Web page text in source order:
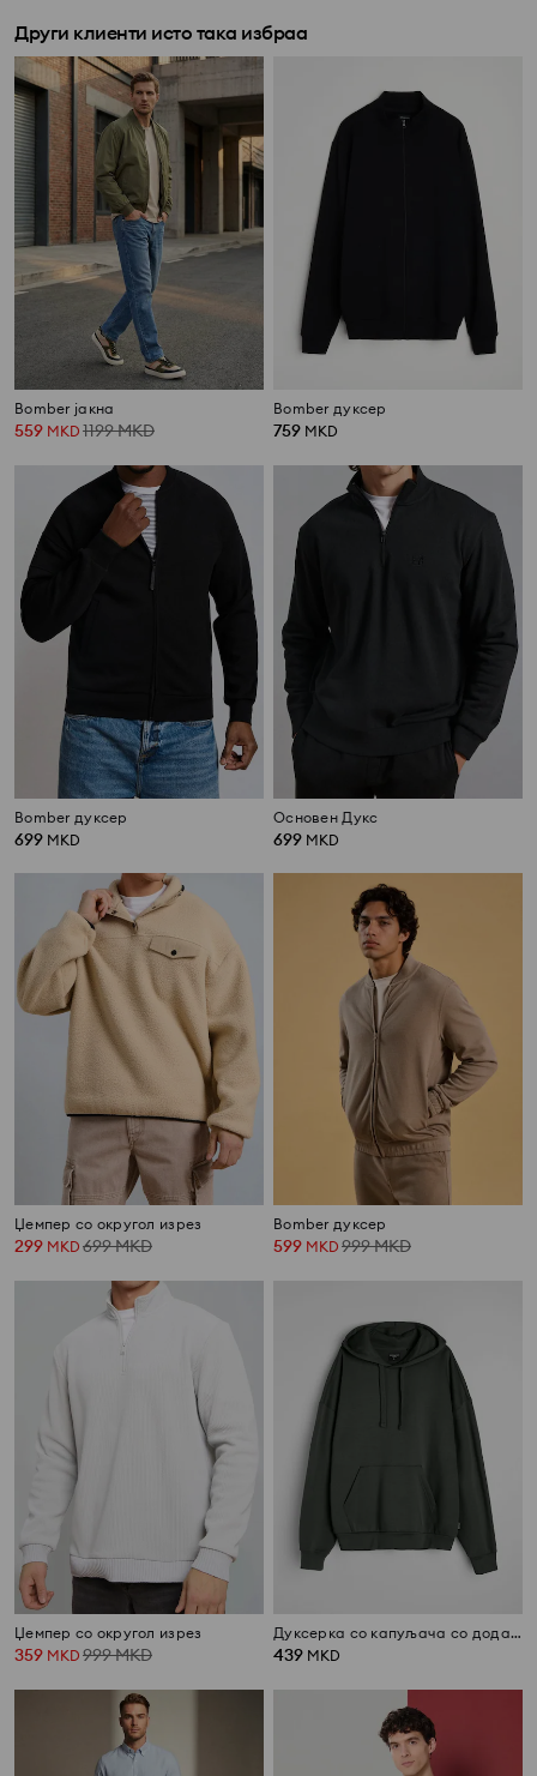
Други клиенти исто така избраа
Bomber јакна
559 MKD 1199MKD
Bomber дуксер
759 MKD
Bomber дуксер
699 MKD
Основен Дукс
699 MKD
Џемпер со округол изрез
299 MKD 699MKD
Bomber дуксер
599 MKD 999MKD
Џемпер со округол изрез
359 MKD 999MKD
Дуксерка со капуљача со додаток на памук
439 MKD